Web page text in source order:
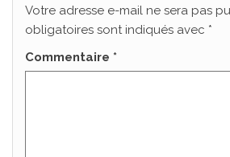
Votre adresse e-mail ne sera pas
obligatoires sont indiqués avec *
Commentaire *